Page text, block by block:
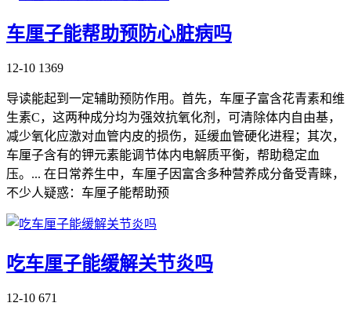
车厘子能帮助预防心脏病吗
12-10 1369
导读能起到一定辅助预防作用。首先，车厘子富含花青素和维
生素C，这两种成分均为强效抗氧化剂，可清除体内自由基，
减少氧化应激对血管内皮的损伤，延缓血管硬化进程；其次，
车厘子含有的钾元素能调节体内电解质平衡，帮助稳定血
压。... 在日常养生中，车厘子因富含多种营养成分备受青睐，
不少人疑惑：车厘子能帮助预
吃车厘子能缓解关节炎吗
12-10 671